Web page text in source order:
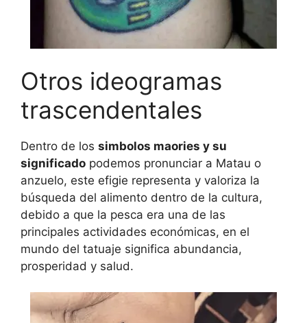
Otros ideogramas
trascendentales
Dentro de los simbolos maories y su
significado podemos pronunciar a Matau o
anzuelo, este efigie representa y valoriza la
búsqueda del alimento dentro de la cultura,
debido a que la pesca era una de las
principales actividades económicas, en el
mundo del tatuaje significa abundancia,
prosperidad y salud.